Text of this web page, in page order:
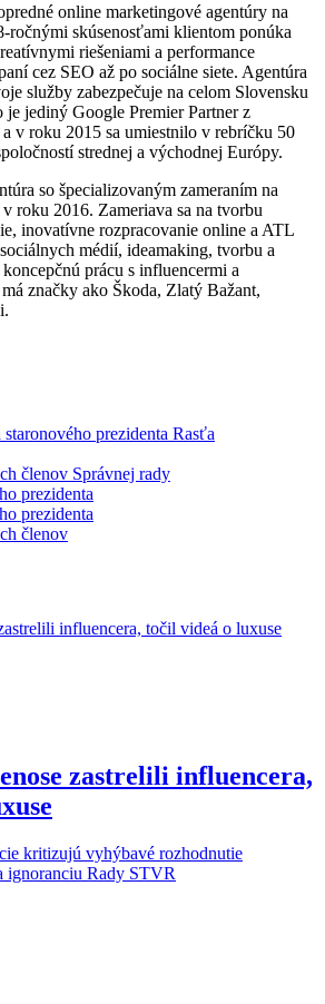
online marketingové agentúry na
ročnými skúsenosťami klientom ponúka
riešeniami a performance
cez SEO až po sociálne siete. Agentúra
služby zabezpečuje na celom Slovensku
je jediný Google Premier Partner z
v roku 2015 sa umiestnilo v rebríčku 50
strednej a východnej Európy.
so špecializovaným zameraním na
roku 2016. Zameriava sa na tvorbu
inovatívne rozpracovanie online a ATL
médií, ideamaking, tvorbu a
prácu s influencermi a
značky ako Škoda, Zlatý Bažant,
prezidenta Rasťa
členov Správnej rady
prezidenta
prezidenta
členov
zastrelili influencera,